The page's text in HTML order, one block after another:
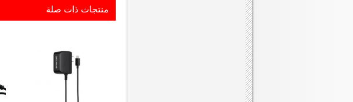
منتجات ذات صلة